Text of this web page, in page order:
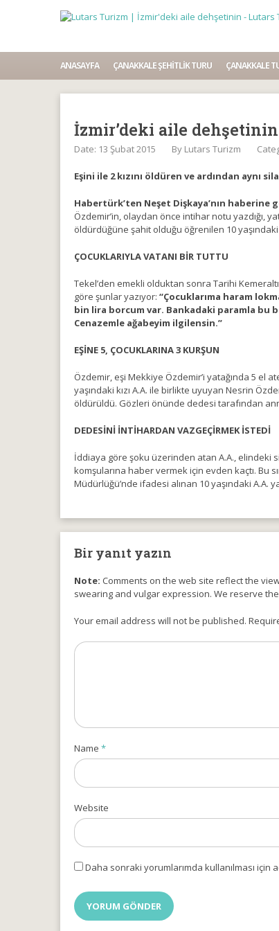
ANASAYFA ÇANAKKALE ŞEHITLIK TURU ÇANAKKALE
İzmir’deki aile dehşetinin
Date: 13 Şubat 2015 By Lutars Turizm
Eşini ile 2 kızını öldüren ve ardından aynı
Habertürk’ten Neşet Dişkaya’nın haberine
Özdemir’in, olaydan önce intihar notu yazdığı,
öldürdüğüne şahit olduğu öğrenilen 10
ÇOCUKLARIYLA VATANI BİR TUTTU
Tekel’den emekli olduktan sonra Tarihi
göre şunlar yazıyor: “Çocuklarıma haram
bin lira borcum var. Bankadaki paramla bu
Cenazemle ağabeyim ilgilensin.”
EŞİNE 5, ÇOCUKLARINA 3 KURŞUN
Özdemir, eşi Mekkiye Özdemir’i yatağında 5 el
yaşındaki kızı A.A. ile birlikte uyuyan Nesrin
öldürüldü. Gözleri önünde dedesi tarafından
DEDESİNİ İNTİHARDAN VAZGEÇİRMEK İSTEDİ
İddiaya göre şoku üzerinden atan A.A., elindeki
komşularına haber vermek için evden kaçtı. Bu
Müdürlüğü’nde ifadesi alınan 10 yaşındaki A.A.
Bir yanıt yazın
Note: Comments on the web site reflect the
swearing and vulgar expression. We reserve
Your email address will not be published.
Name *
Website
Daha sonraki yorumlarımda kullanılması için